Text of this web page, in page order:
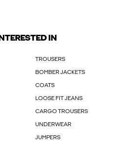
IN
TROUSERS
BOMBER JACKETS
COATS
LOOSE FIT JEANS
CARGO TROUSERS
UNDERWEAR
JUMPERS